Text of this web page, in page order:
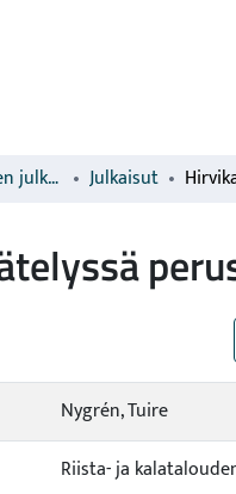
Luonnonvarakeskuksen julkaisut Julkaisut
Nygrén, Tuire
Riista- ja